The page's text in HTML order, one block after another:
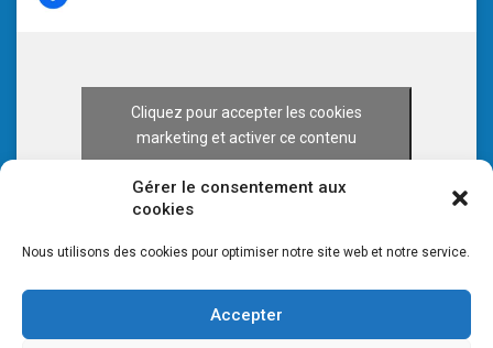
Gérer le consentement aux
cookies
Nous utilisons des cookies pour optimiser notre site web et notre service.
Accepter
Cliquez pour accepter les cookies
marketing et activer ce contenu